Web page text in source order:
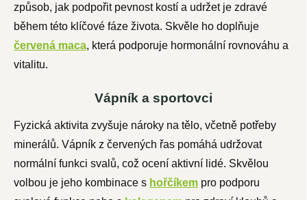
způsob, jak podpořit pevnost kostí a udržet je zdravé
během této klíčové fáze života. Skvěle ho doplňuje
červená maca, která podporuje hormonální rovnováhu a
vitalitu.
Vápník a sportovci
Fyzická aktivita zvyšuje nároky na tělo, včetně potřeby
minerálů. Vápník z červených řas pomáhá udržovat
normální funkci svalů, což ocení aktivní lidé. Skvělou
volbou je jeho kombinace s hořčíkem pro podporu